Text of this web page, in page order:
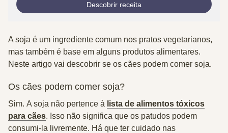
Descobrir receita
A soja é um ingrediente comum nos pratos vegetarianos,
mas também é base em alguns produtos alimentares.
Neste artigo vai descobrir se os cães podem comer soja.
Os cães podem comer soja?
Sim. A soja não pertence à lista de alimentos tóxicos
para cães. Isso não significa que os patudos podem
consumi-la livremente. Há que ter cuidado nas